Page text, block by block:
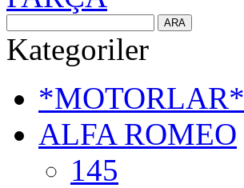
Kategoriler
*MOTORLAR*
ALFA ROMEO
145